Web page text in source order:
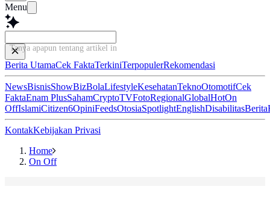
Menu
Tanya apapun tentang artikel ini...
Berita UtamaCek FaktaTerkiniTerpopulerRekomendasi
NewsBisnisShowBizBolaLifestyleKesehatanTeknoOtomotifCek
FaktaEnam PlusSahamCryptoTVFotoRegionalGlobalHotOn
OffIslamiCitizen6OpiniFeedsOtosiaSpotlightEnglishDisabilitasBerita
KontakKebijakan Privasi
Home
On Off